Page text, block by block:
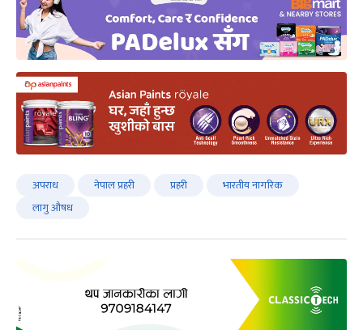
अपराध नेपाल प्रहरी प्रहरी
भारतीय नागरिक
लागु औषध